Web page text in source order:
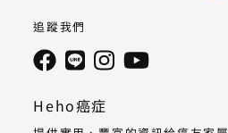
Heho癌症
追蹤我們